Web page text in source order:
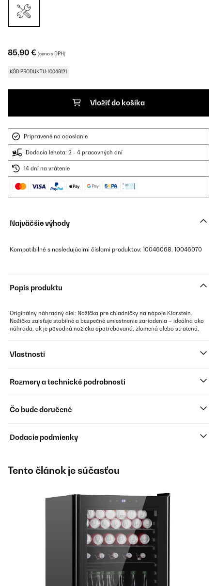
85,90 € (cena s DPH)
KÓD PRODUKTU: 10048121
Vložiť do košíka
Pripravené na odoslanie
Dodacia lehota: 2 - 4 pracovných dní
14 dní na vrátenie
Najväčšie výhody
Kompatibilné s nasledujúcimi číslami produktov: 10046068, 10046070
Popis produktu
Originálny náhradný diel: Nožička pre chladničky na nápoje Klarstein.
Nožička zaisťuje stabilné a bezpečné umiestnenie zariadenia – ideálna ako
náhrada, ak je pôvodná nožička opotrebovaná, zlomená alebo stratená.
Vlastnosti
Rozmery a technické podrobnosti
Čo bude doručené
Dodacie podmienky
Tento článok je súčasťou